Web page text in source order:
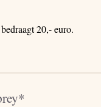
20,- euro.